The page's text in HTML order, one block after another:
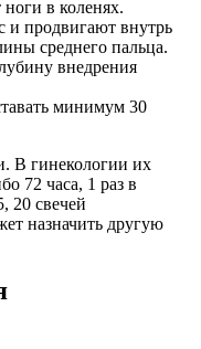
в коленях.
и продвигают внутрь
среднего пальца.
внедрения
минимум 30
В гинекологии их
72 часа, 1 раз в
20 свечей
назначить другую